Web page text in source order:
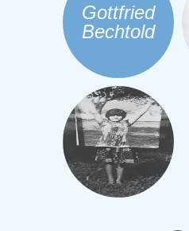
Gottfried
Bechtold